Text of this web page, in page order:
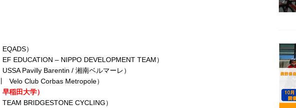
）
– NIPPO DEVELOPMENT TEAM）
Pavilly Barentin / 湘南ベルマーレ）
Club Corbas Metropole）
田大学）
BRIDGESTONE CYCLING）